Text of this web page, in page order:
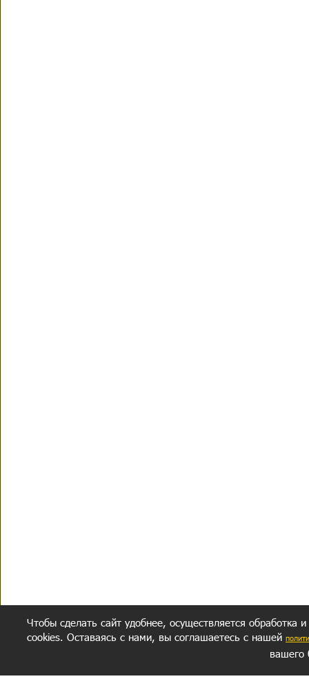
Чтобы сделать сайт удобнее, осуществляется обработка
cookies. Оставаясь с нами, вы соглашаетесь с нашей
вашего